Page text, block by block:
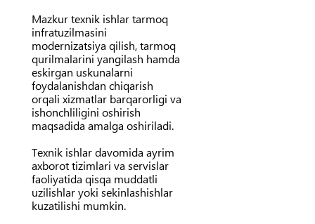
Mazkur texnik ishlar tarmoq
infratuzilmasini
modernizatsiya qilish, tarmoq
qurilmalarini yangilash hamda
eskirgan uskunalarni
foydalanishdan chiqarish
orqali xizmatlar barqarorligi va
ishonchliligini oshirish
maqsadida amalga oshiriladi.
Texnik ishlar davomida ayrim
axborot tizimlari va servislar
faoliyatida qisqa muddatli
uzilishlar yoki sekinlashishlar
kuzatilishi mumkin.